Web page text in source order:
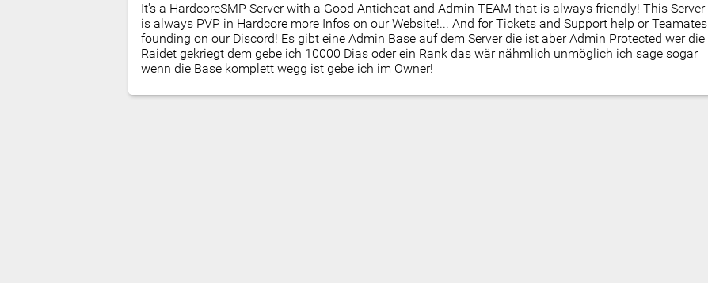
It's a HardcoreSMP Server with a Good Anticheat and Admin TEAM that is always friendly! This Server
is always PVP in Hardcore more Infos on our Website!... And for Tickets and Support help or Teamates
founding on our Discord! Es gibt eine Admin Base auf dem Server die ist aber Admin Protected wer die
Raidet gekriegt dem gebe ich 10000 Dias oder ein Rank das wär nähmlich unmöglich ich sage sogar
wenn die Base komplett wegg ist gebe ich im Owner!